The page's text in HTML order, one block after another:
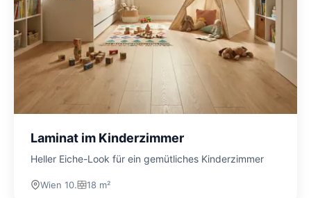
Laminat im Kinderzimmer
Heller Eiche-Look für ein gemütliches Kinderzimmer
Wien 10. 18 m²